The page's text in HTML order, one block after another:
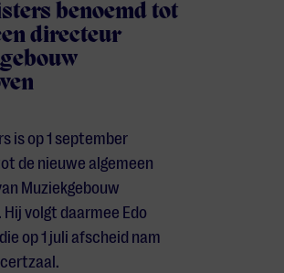
benoemd tot
directeur
is op 1 september
de nieuwe algemeen
Muziekgebouw
Hij volgt daarmee Edo
op 1 juli afscheid nam